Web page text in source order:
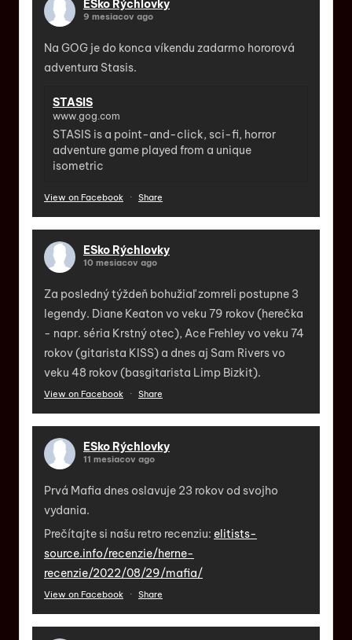
ESko Rýchlovky
9 mesiacov ago
Na GOG je do konca víkendu zadarmo hororová
adventura Stasis.
STASIS
www.gog.com
STASIS is a point-and-click, sci-fi, horror
adventure game played from a unique
isometric
View on Facebook · Share
ESko Rýchlovky
10 mesiacov ago
Za posledný týždeň bohužiaľ zomreli postupne 3
legendy. Diane Keaton vo veku 79 rokov (herečka
- napr. séria Krstný otec), Ace Frehley vo veku 74
rokov (gitarista KISS) a dnes aj Sam Rivers vo
veku 48 rokov (basgitarista Limp Bizkit).
View on Facebook · Share
ESko Rýchlovky
11 mesiacov ago
Prvá Mafia dnes oslavuje 23 rokov od svojho
vydania.
Prečítajte si našu retro recenziu: elitists-
source.info/recenzie/herne-
recenzie/2022/08/29/mafia/
View on Facebook · Share